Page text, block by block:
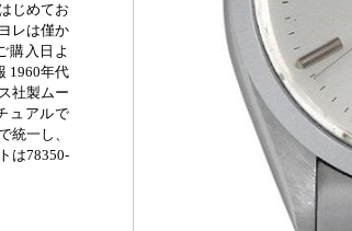
じめてお
レは僅か
購入日よ
1960年代
社製ムー
ュアルで
統一し、
は78350-